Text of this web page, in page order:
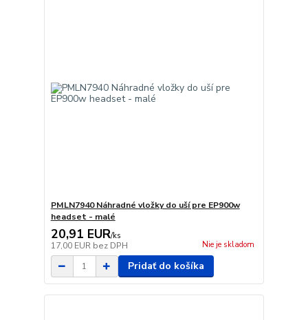
PMLN7940 Náhradné vložky do uší pre EP900w
headset - malé
20,91 EUR/ks
17,00 EUR bez DPH Nie je skladom
Pridať do košíka